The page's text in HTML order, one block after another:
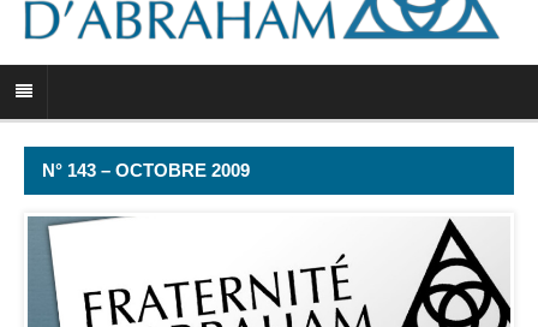
N° 143 – OCTOBRE 2009